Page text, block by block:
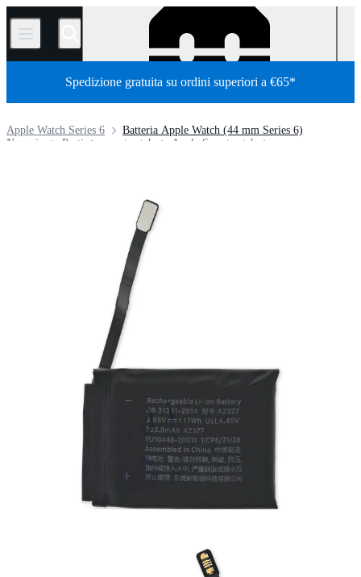
/
Spedizione gratuita su ordini superiori a €65*
Batteria Apple Watch (44 mm Series 6)
Apple Watch Series 6
Apple Smartwatch
smartwatch
Parti
Negozio